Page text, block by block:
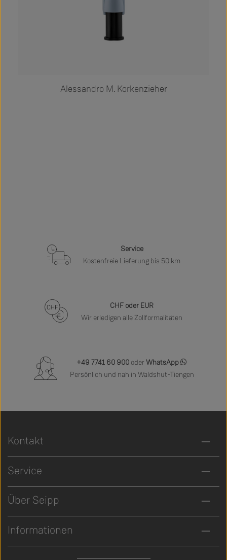
Alessandro M. Korkenzieher
Service
Kostenfreie Lieferung bis 50 km
CHF oder EUR
Wir erledigen alle Zollformalitäten
+49 7741 60 900 oder WhatsApp
Persönlich und nah in Waldshut-Tiengen
Kontakt
Service
Über Seipp
Informationen